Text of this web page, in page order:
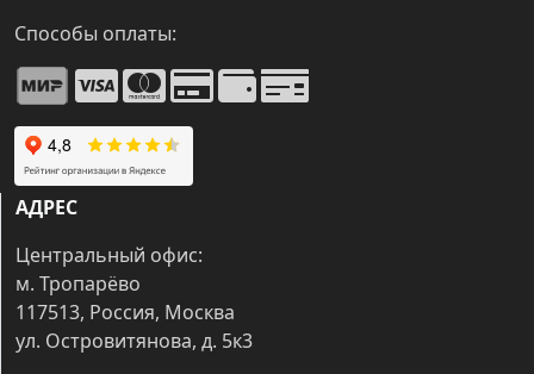
Способы оплаты:
АДРЕС
Центральный офис:
м. Тропарёво
117513, Россия, Москва
ул. Островитянова, д. 5к3